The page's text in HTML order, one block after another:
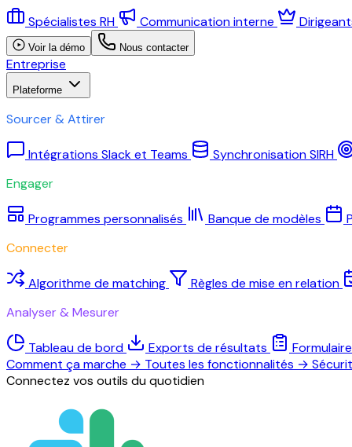
Spécialistes RH Communication interne
Voir la démo Nous contacter
Entreprise
Plateforme
Sourcer & Attirer
Intégrations Slack et Teams
Synchronisation SIRH
Engager
Programmes personnalisés Banque de modèles
Connecter
Algorithme de matching
Règles de mise en relation
Analyser & Mesurer
Tableau de bord Exports de résultats
Comment ça marche → Toutes les fonctionnalités →
Connectez vos outils du quotidien